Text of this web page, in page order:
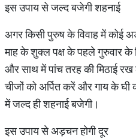
इस उपाय से जल्द बजेगी शहनाई
अगर किसी पुरुष के विवाह में कोई
माह के शुक्ल पक्ष के पहले गुरुवार के
और साथ में पांच तरह की मिठाई
चीजों को अर्पित करें और गाय के
में जल्द ही शहनाई बजेगी।
इस उपाय से अड़चन होगी दूर